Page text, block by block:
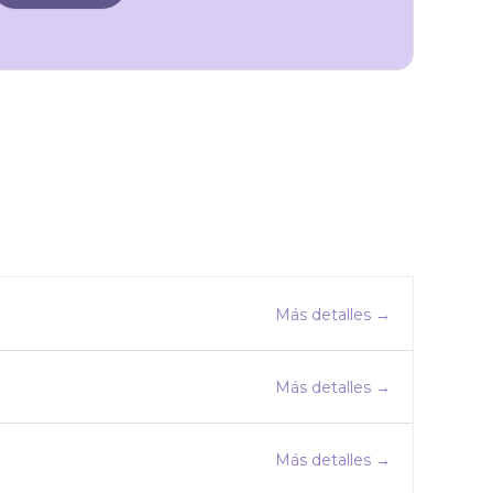
Más detalles
Más detalles
Más detalles